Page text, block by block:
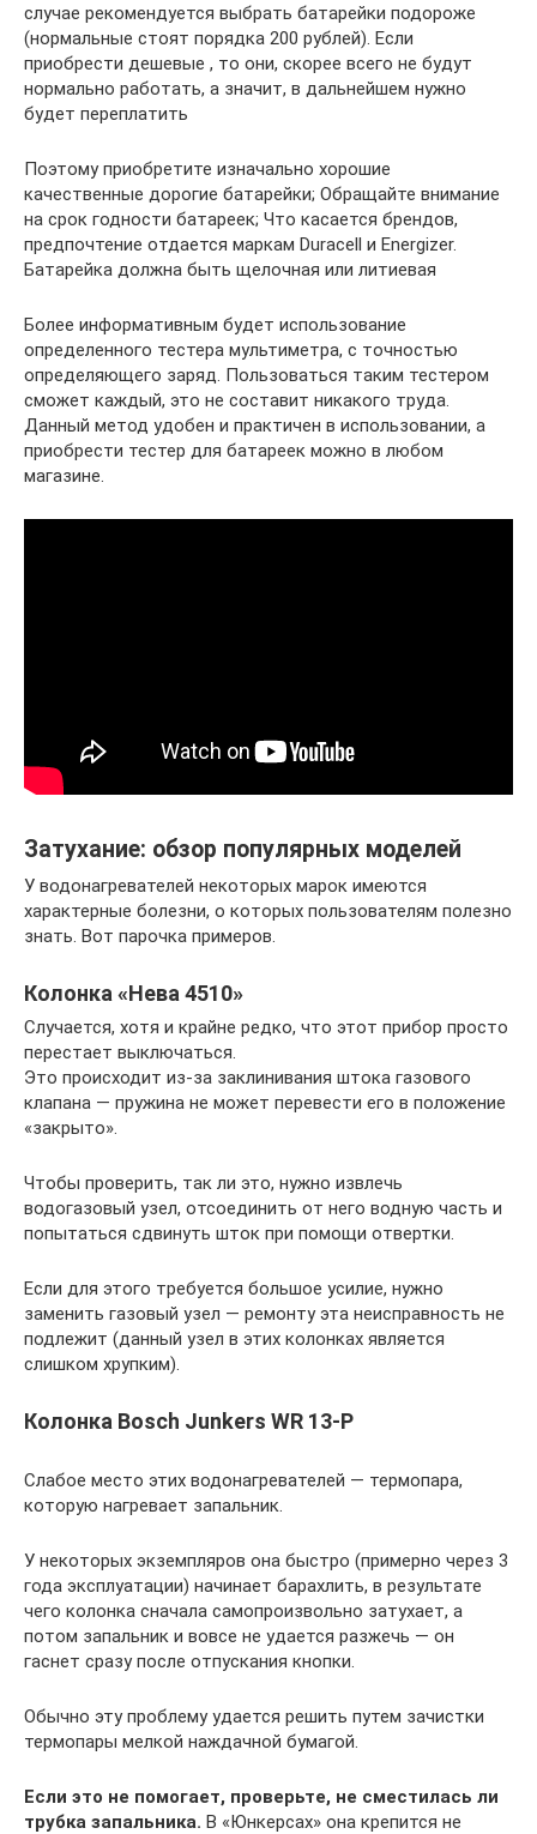
случае рекомендуется выбрать батарейки подороже
(нормальные стоят порядка 200 рублей). Если
приобрести дешевые , то они, скорее всего не будут
нормально работать, а значит, в дальнейшем нужно
будет переплатить
Поэтому приобретите изначально хорошие
качественные дорогие батарейки; Обращайте внимание
на срок годности батареек; Что касается брендов,
предпочтение отдается маркам Duracell и Energizer.
Батарейка должна быть щелочная или литиевая
Более информативным будет использование
определенного тестера мультиметра, с точностью
определяющего заряд. Пользоваться таким тестером
сможет каждый, это не составит никакого труда.
Данный метод удобен и практичен в использовании, а
приобрести тестер для батареек можно в любом
магазине.
Затухание: обзор популярных моделей
У водонагревателей некоторых марок имеются
характерные болезни, о которых пользователям полезно
знать. Вот парочка примеров.
Колонка «Нева 4510»
Случается, хотя и крайне редко, что этот прибор просто
перестает выключаться.
Это происходит из-за заклинивания штока газового
клапана — пружина не может перевести его в положение
«закрыто».
Чтобы проверить, так ли это, нужно извлечь
водогазовый узел, отсоединить от него водную часть и
попытаться сдвинуть шток при помощи отвертки.
Если для этого требуется большое усилие, нужно
заменить газовый узел — ремонту эта неисправность не
подлежит (данный узел в этих колонках является
слишком хрупким).
Колонка Bosch Junkers WR 13-P
Слабое место этих водонагревателей — термопара,
которую нагревает запальник.
У некоторых экземпляров она быстро (примерно через 3
года эксплуатации) начинает барахлить, в результате
чего колонка сначала самопроизвольно затухает, а
потом запальник и вовсе не удается разжечь — он
гаснет сразу после отпускания кнопки.
Обычно эту проблему удается решить путем зачистки
термопары мелкой наждачной бумагой.
Если это не помогает, проверьте, не сместилась ли
трубка запальника. В «Юнкерсах» она крепится не